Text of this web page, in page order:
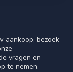
aankoop, bezoek
vragen en
te nemen.